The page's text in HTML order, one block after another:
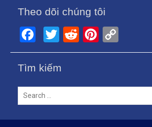
Theo dõi chúng tôi
Facebook
Twitter
RedditPinterest
Link
Tìm kiếm
Search
for: